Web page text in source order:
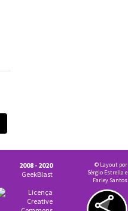
© Layout por
Sérgio Estrella e
Farley Santos
2008 - 2020
GeekBlast